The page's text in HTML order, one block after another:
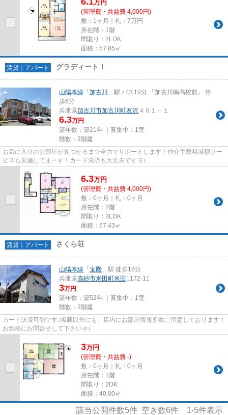
万円
(管理費・共益費 4,000円)
敷：1ヶ月｜礼：7万円
所在階：1階
間取り：2LDK
面積：57.85㎡
賃貸｜アパート グラディートⅠ
山陽本線 「 加古川
」駅 バス10分 「加古川南高校前」 停
歩6分
兵庫県加古川市加古川町友沢 ４０１－１
6.3万円
築年数：築21年 ｜募集中： 1室
階数：2階建
お気に入りのお部屋が見つかるまで全力でサポートします！仲介手数料減額サー
ビスも実施してまーす！カード決済も大丈夫ですヨ♪
6.3万円
(管理費・共益費 4,000円)
敷：0ヶ月｜礼：0ヶ月
所在階：2階
間取り：3LDK
面積：67.43㎡
賃貸｜アパート さくら荘
山陽本線 「 宝殿 」駅 徒歩18分
兵庫県高砂市米田町米田 1172-11
3万円
築年数：築52年 ｜募集中： 1室
階数：2階建
カード決済可能です♪掲載以外にも、店内にお部屋情報多数ご用意しております！
お気軽にお問合せして下さいネ♪
3万円
(管理費・共益費 -)
敷：0ヶ月｜礼：0ヶ月
所在階：1階
間取り：2DK
面積：40.00㎡
該当公開件数5件 空き数6件 1-5件表示